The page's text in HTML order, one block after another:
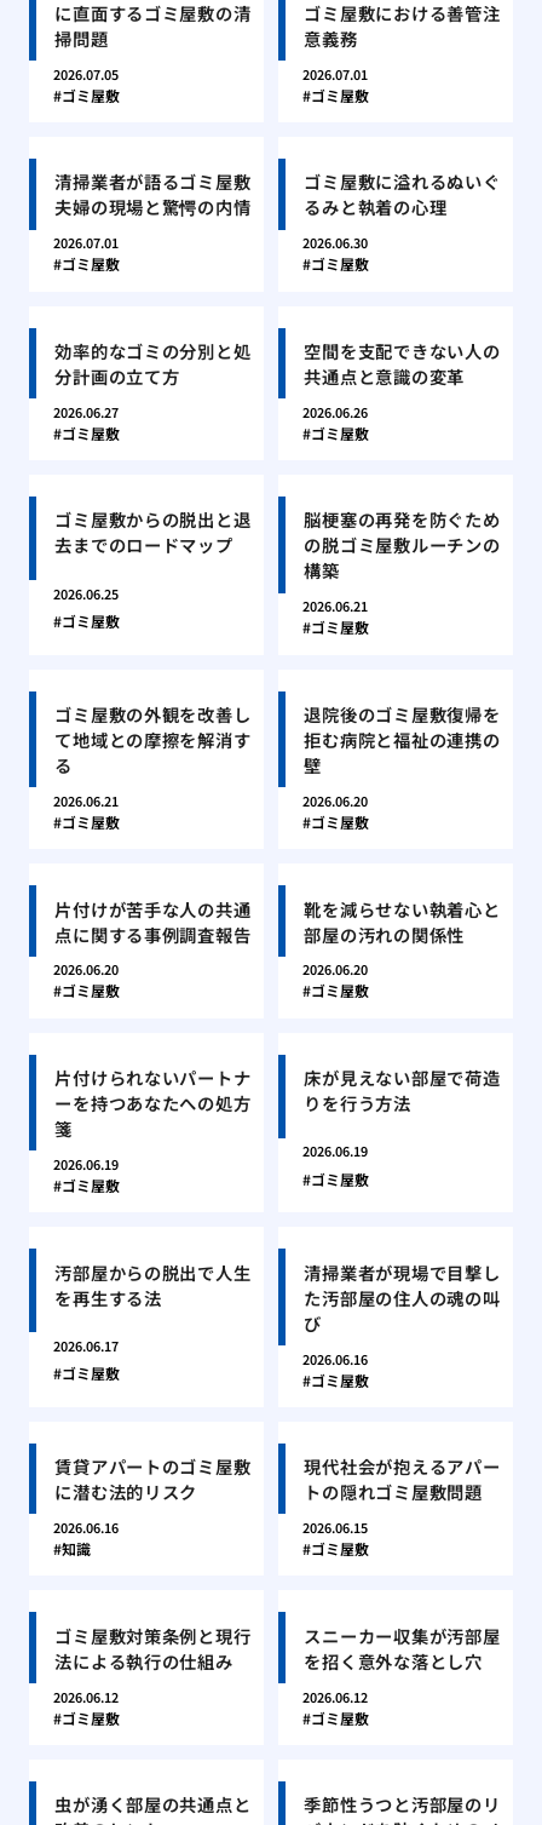
に直面するゴミ屋敷の清
掃問題
2026.07.05
ゴミ屋敷
ゴミ屋敷における善管注
意義務
2026.07.01
ゴミ屋敷
清掃業者が語るゴミ屋敷
夫婦の現場と驚愕の内情
2026.07.01
ゴミ屋敷
ゴミ屋敷に溢れるぬいぐ
るみと執着の心理
2026.06.30
ゴミ屋敷
効率的なゴミの分別と処
分計画の立て方
2026.06.27
ゴミ屋敷
空間を支配できない人の
共通点と意識の変革
2026.06.26
ゴミ屋敷
ゴミ屋敷からの脱出と退
去までのロードマップ
2026.06.25
ゴミ屋敷
脳梗塞の再発を防ぐため
の脱ゴミ屋敷ルーチンの
構築
2026.06.21
ゴミ屋敷
ゴミ屋敷の外観を改善し
て地域との摩擦を解消す
る
2026.06.21
ゴミ屋敷
退院後のゴミ屋敷復帰を
拒む病院と福祉の連携の
壁
2026.06.20
ゴミ屋敷
片付けが苦手な人の共通
点に関する事例調査報告
2026.06.20
ゴミ屋敷
靴を減らせない執着心と
部屋の汚れの関係性
2026.06.20
ゴミ屋敷
片付けられないパートナ
ーを持つあなたへの処方
箋
2026.06.19
ゴミ屋敷
床が見えない部屋で荷造
りを行う方法
2026.06.19
ゴミ屋敷
汚部屋からの脱出で人生
を再生する法
2026.06.17
ゴミ屋敷
清掃業者が現場で目撃し
た汚部屋の住人の魂の叫
び
2026.06.16
ゴミ屋敷
賃貸アパートのゴミ屋敷
に潜む法的リスク
2026.06.16
知識
現代社会が抱えるアパー
トの隠れゴミ屋敷問題
2026.06.15
ゴミ屋敷
ゴミ屋敷対策条例と現行
法による執行の仕組み
2026.06.12
ゴミ屋敷
スニーカー収集が汚部屋
を招く意外な落とし穴
2026.06.12
ゴミ屋敷
虫が湧く部屋の共通点と
季節性うつと汚部屋のリ